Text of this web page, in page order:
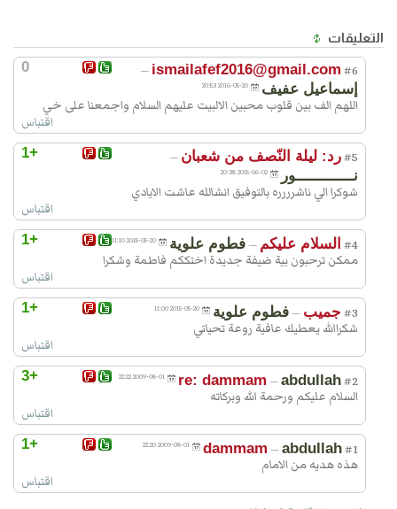
التعليقات
0 #6
ismailafef2016@gmail.com
—
إسماعيل عفيف 2016-05-20 20:53
اللهم الف بين قلوب محبين الالبيت عليهم السلام واجمعنا على خي
اقتباس
+1 #5رد: ليلة النّصف من شعبان —
نـــــــــــــور 2015-06-02 20:38
شوكرا الي ناشرررره بالتوفيق انشالله عاشت الايادي
اقتباس
+1 #4 السلام عليكم — فطوم علوية 2015-05-20 11:10
ممكن ترحبون بية ضيفة جديدة اختككم فاطمة وشكرا
اقتباس
+1 #3 جميب — فطوم علوية 2015-05-20 11:00
شكراالله يعطيك عافية روعة تحياتي
اقتباس
+3 #2
re: dammam —abdullah
2009-08-01 22:22
السلام عليكم ورحمة الله وبركاته
اقتباس
+1 #1
dammam —abdullah
2009-08-01 22:20
هذه هديه من الامام
اقتباس